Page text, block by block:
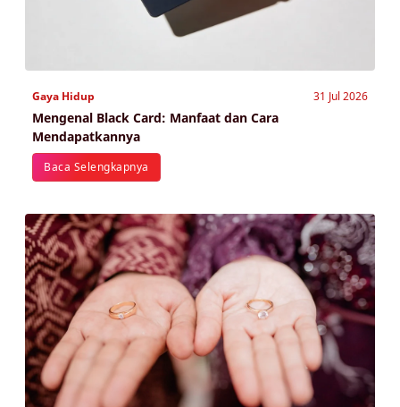
Gaya Hidup 31 Jul 2026
Mengenal Black Card: Manfaat dan Cara
Mendapatkannya
Baca Selengkapnya